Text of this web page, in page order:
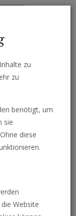
Nachrichten
zu
zu
benötigt, um
sie
diese
Website